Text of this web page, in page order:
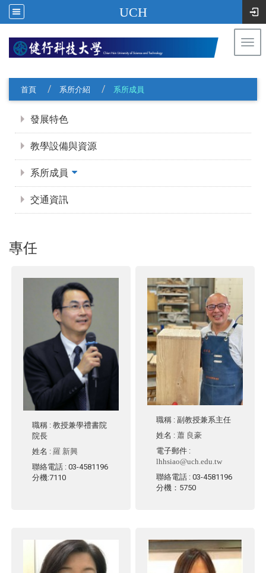
UCH
首頁
系所介紹 系所成員
發展特色
教學設備與資源
系所成員
交通資訊
專任
職稱 : 教授兼學禮書院
院長
姓名 :羅 新興
聯絡電話 : 03-4581196
分機:7110
職稱 : 副教授兼系主任
姓名 :蕭 良豪
電子郵件 :
lhhsiao@uch.edu.tw
聯絡電話 : 03-4581196
分機：5750